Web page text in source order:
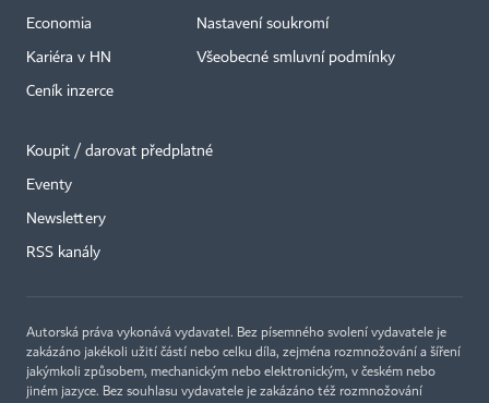
Economia
Kariéra v HN
Ceník inzerce
Nastavení soukromí
Všeobecné smluvní podmínky
Koupit / darovat předplatné
Eventy
Newslettery
RSS kanály
Autorská práva vykonává vydavatel. Bez písemného svolení vydavatele je
zakázáno jakékoli užití částí nebo celku díla, zejména rozmnožování a šíření
jakýmkoli způsobem, mechanickým nebo elektronickým, v českém nebo
jiném jazyce. Bez souhlasu vydavatele je zakázáno též rozmnožování